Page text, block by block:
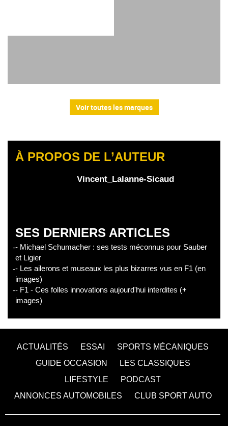
Voir toutes les marques
À PROPOS DE L’AUTEUR
Vincent_Lalanne-Sicaud
SES DERNIERS ARTICLES
- Michael Schumacher : ses tests méconnus pour Sauber
et Ligier
- Les ailerons et museaux les plus bizarres vus en F1 (en
images)
- F1 - Ces folles innovations aujourd'hui interdites (+
images)
ACTUALITÉS ESSAI
SPORTS MÉCANIQUES
GUIDE OCCASION
LES CLASSIQUES
LIFESTYLE
PODCAST
ANNONCES AUTOMOBILES
CLUB SPORT AUTO